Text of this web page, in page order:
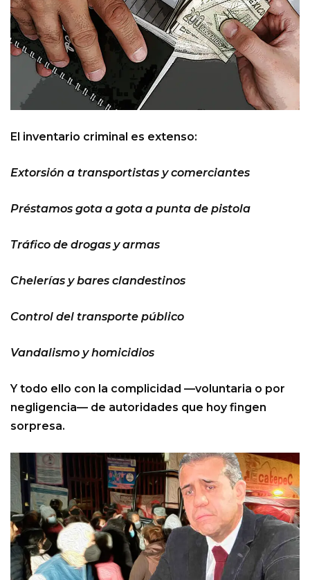
El inventario criminal es extenso:
Extorsión a transportistas y comerciantes
Préstamos gota a gota a punta de pistola
Tráfico de drogas y armas
Chelerías y bares clandestinos
Control del transporte público
Vandalismo y homicidios
Y todo ello con la complicidad —voluntaria o por
negligencia— de autoridades que hoy fingen
sorpresa.